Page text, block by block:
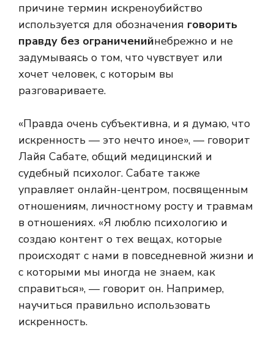
причине термин искреноубийство
используется для обозначения говорить
правду без ограниченийнебрежно и не
задумываясь о том, что чувствует или
хочет человек, с которым вы
разговариваете.
«Правда очень субъективна, и я думаю, что
искренность — это нечто иное», — говорит
Лайя Сабате, общий медицинский и
судебный психолог. Сабате также
управляет онлайн-центром, посвященным
отношениям, личностному росту и травмам
в отношениях. «Я люблю психологию и
создаю контент о тех вещах, которые
происходят с нами в повседневной жизни и
с которыми мы иногда не знаем, как
справиться», — говорит он. Например,
научиться правильно использовать
искренность.